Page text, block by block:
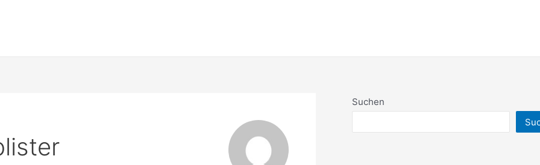
Suchen